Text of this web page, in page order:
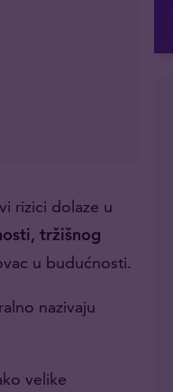
rizici dolaze u
tržišnog
u budućnosti.
nazivaju
velike